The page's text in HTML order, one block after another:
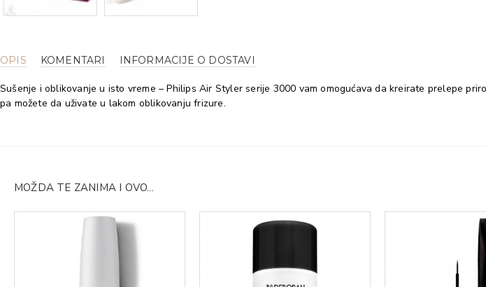
OPIS KOMENTARI INFORMACIJE O DOSTAVI
Sušenje i oblikovanje u isto vreme – Philips Air Styler serije 3000 vam omogućava da kreirate prelepe
pa možete da uživate u lakom oblikovanju frizure.
MOŽDA TE ZANIMA I OVO...